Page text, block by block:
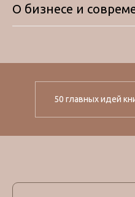
О бизнесе и
50 главных идей